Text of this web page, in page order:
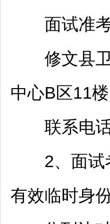
面试准考
修文县
中心B区11
联系电话
2、面试考
有效临时身